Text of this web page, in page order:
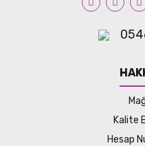
Kalite
Hesap